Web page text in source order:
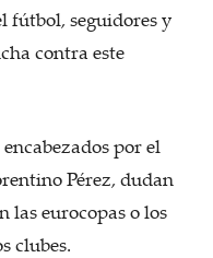
fútbol, seguidores y
contra este
por el
Pérez, dudan
las eurocopas o los
clubes.